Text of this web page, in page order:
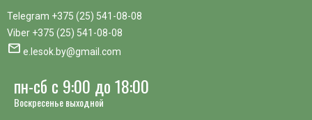
Telegram +375 (25) 541-08-08
Viber +375 (25) 541-08-08
mail e.lesok.by@gmail.com
пн-сб с 9:00 до 18:00
Воскресенье выходной